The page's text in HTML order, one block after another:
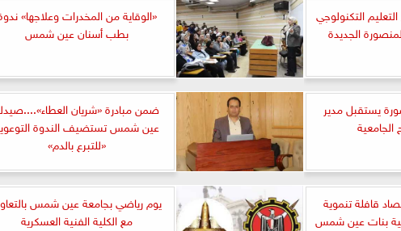
التكنولوجي
الجديدة
«الوقاية من المخدرات وعلاجها»
بطب أسنان عين شمس
يستقبل مدير
الجامعية
ضمن مبادرة «شريان
عين شمس تستضيف الندوة
«للتبرع بالدم»
قافلة تنموية
بنات عين شمس
يوم رياضي بجامعة عين شمس
مع الكلية الفنية العسكرية